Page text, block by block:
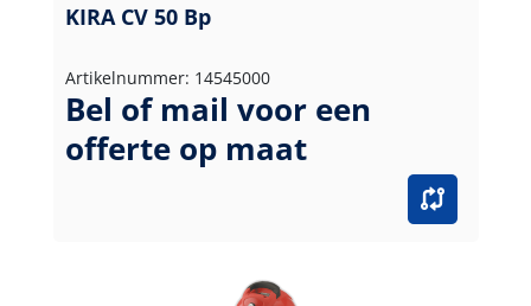
KIRA CV 50 Bp
Artikelnummer: 14545000
Bel of mail voor een
offerte op maat